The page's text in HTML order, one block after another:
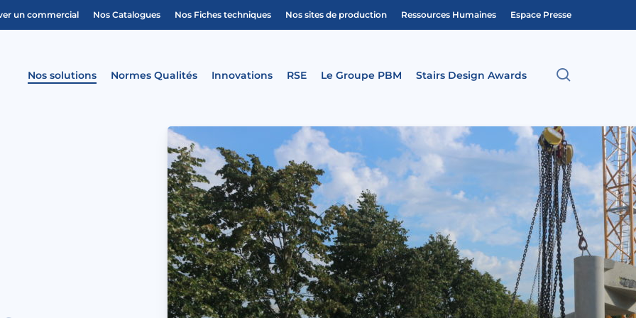
un commercial Nos Catalogues Nos Fiches techniques Nos sites de production Ressources Humaines Espace Presse
Nos solutions Normes Qualités Innovations RSE Le Groupe PBM Stairs Design Awards